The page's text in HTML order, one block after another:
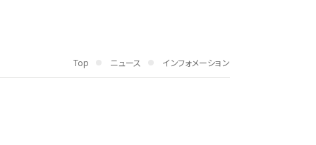
Top ニュース インフォメーション